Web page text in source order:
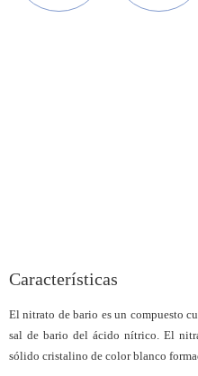
Características
El nitrato de bario es un compuesto
sal de bario del ácido nítrico. El
sólido cristalino de color blanco